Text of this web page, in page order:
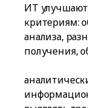
ИТ
критериям:
анализа,
получения,